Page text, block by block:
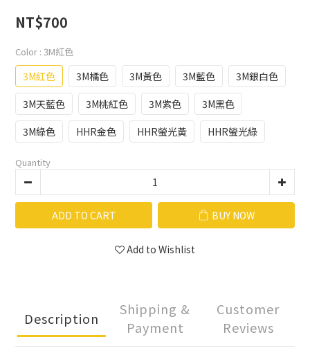
NT$700
Color : 3M紅色
3M紅色 3M橘色 3M黃色 3M藍色
3M銀白色
3M天藍色
3M桃紅色 3M紫色
3M黑色
3M綠色
HHR金色 HHR螢光黃 HHR螢光綠
Quantity
ADD TO CART BUY NOW
Add to Wishlist
Description
Shipping &
Payment
Customer
Reviews